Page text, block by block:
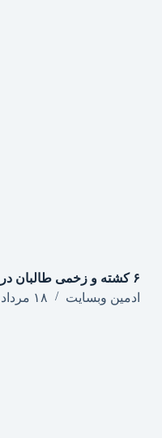
۶ کشته و زخمی طالبان در نورستان
ادمین وبسایت
۱۸ مرداد ۱۴۰۵